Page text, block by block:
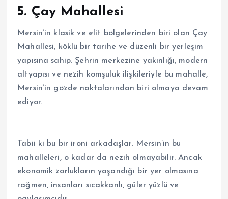
5. Çay Mahallesi
Mersin’in klasik ve elit bölgelerinden biri olan Çay
Mahallesi, köklü bir tarihe ve düzenli bir yerleşim
yapısına sahip. Şehrin merkezine yakınlığı, modern
altyapısı ve nezih komşuluk ilişkileriyle bu mahalle,
Mersin’in gözde noktalarından biri olmaya devam
ediyor.
Tabii ki bu bir ironi arkadaşlar. Mersin’in bu
mahalleleri, o kadar da nezih olmayabilir. Ancak
ekonomik zorlukların yaşandığı bir yer olmasına
rağmen, insanları sıcakkanlı, güler yüzlü ve